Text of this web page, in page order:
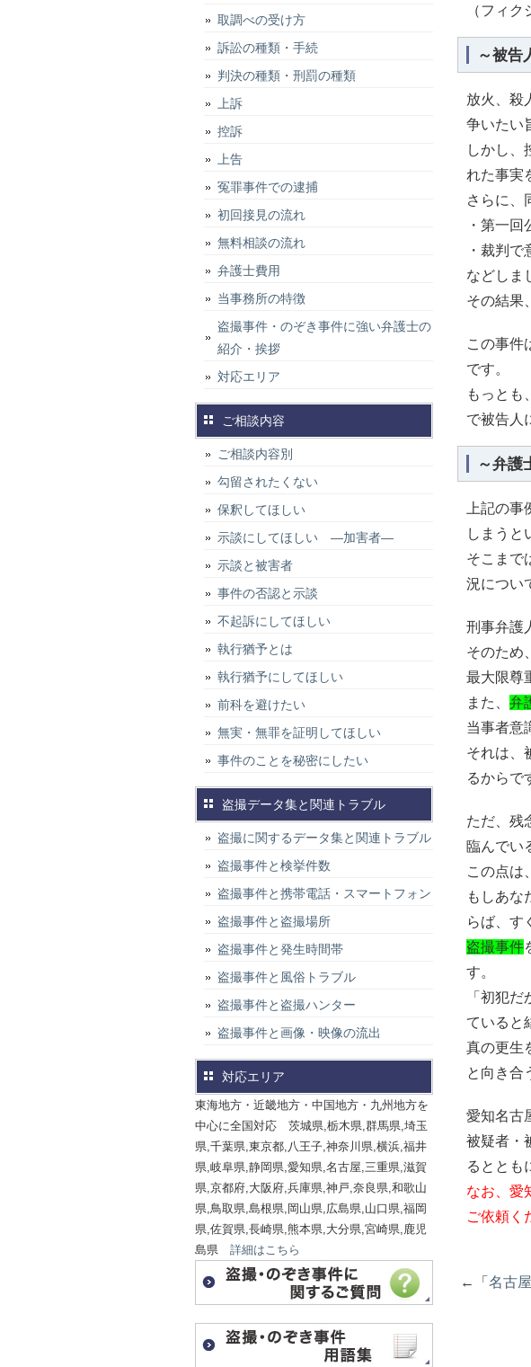
（フィク
～被告
放火、殺
争いたい
しかし、
れた事実
さらに、
・第一
・裁判
などしま
その結果
この事件
です。
もっとも
で被告人
～弁護
上記の事
しまうと
そこまで
況につい
刑事弁護
そのため
最大限尊
また、 弁
当事者意
それは、
るからで
ただ、残
臨んでい
この点は
もしあな
らば、す
盗撮事件
す。
「初犯だ
ていると
真の更生
と向き合
愛知名古
被疑者・
るととも
なお、愛
ご依頼く
←「 名古
取調べの受け方
訴訟の種類・手続
判決の種類・刑罰の種類
上訴
控訴
上告
冤罪事件での逮捕
初回接見の流れ
無料相談の流れ
弁護士費用
当事務所の特徴
盗撮事件・のぞき事件に強い弁護士の
紹介・挨拶
対応エリア
ご相談内容
ご相談内容別
勾留されたくない
保釈してほしい
示談にしてほしい ―加害者―
示談と被害者
事件の否認と示談
不起訴にしてほしい
執行猶予とは
執行猶予にしてほしい
前科を避けたい
無実・無罪を証明してほしい
事件のことを秘密にしたい
盗撮データ集と関連トラブル
盗撮に関するデータ集と関連トラブル
盗撮事件と検挙件数
盗撮事件と携帯電話・スマートフォン
盗撮事件と盗撮場所
盗撮事件と発生時間帯
盗撮事件と風俗トラブル
盗撮事件と盗撮ハンター
盗撮事件と画像・映像の流出
対応エリア
東海地方・近畿地方・中国地方・九州地方を
中心に全国対応 茨城県,栃木県,群馬県,埼玉
県,千葉県,東京都,八王子,神奈川県,横浜,福井
県,岐阜県,静岡県,愛知県,名古屋,三重県,滋賀
県,京都府,大阪府,兵庫県,神戸,奈良県,和歌山
県,鳥取県,島根県,岡山県,広島県,山口県,福岡
県,佐賀県,長崎県,熊本県,大分県,宮崎県,鹿児
島県 詳細はこちら